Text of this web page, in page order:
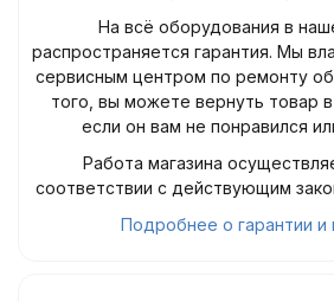
На всё оборудования в
распространяется гарантия. Мы
сервисным центром по ремонту
того, вы можете вернуть товар в
если он вам не понравился
Работа магазина
соответствии с действующим
Подробнее о гарантии и